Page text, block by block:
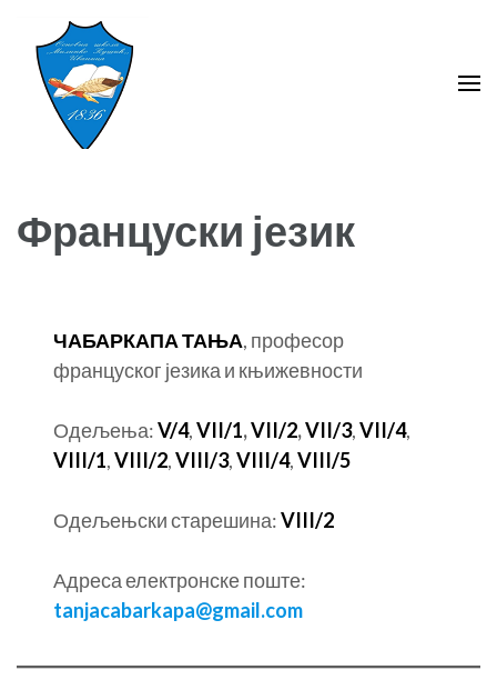
content
(Press
Француски језик
ЧАБАРКАПА ТАЊА, професор
француског језика и књижевности
Одељења:V/4,VII/1,VII/2,VII/3,VII/4,
VIII/1,VIII/2,VIII/3,VIII/4,VIII/5
Одељењски старешина:VIII/2
Адреса електронске поште:
tanjacabarkapa@gmail.com